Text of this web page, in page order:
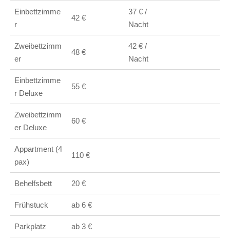
Einbettzimme
r
42 €
37 € /
Nacht
Zweibettzimm
er
48 €
42 € /
Nacht
Einbettzimme
r Deluxe
55 €
Zweibettzimm
er Deluxe
60 €
Appartment (4
pax)
110 €
Behelfsbett 20 €
Frühstuck ab 6 €
Parkplatz ab 3 €